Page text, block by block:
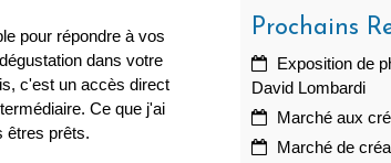
pour répondre à vos
dans votre
c'est un accès direct
Ce que j'ai
êtres prêts.
Prochains
Exposition de
David Lombardi
Marché aux
Marché de